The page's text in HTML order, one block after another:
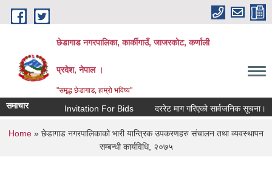
Skip to main content
छेडागाड नगरपालिका, कार्कीगाउँ, जाजरकाेट, कर्णाली
प्रदेश, नेपाल ।
"समृद्ध छेडागाड, हाम्रो भविष्य"
समाचार Invitation For Bids दररेट माग गरिएको सार्वजनिक सूचना।
You are here
Home » छेडागाड नगरपालिकाको भारी यान्त्रिक उपकरणहरु संचालन तथा व्यवस्थापन
सम्बन्धी कार्यविधि, २०७५